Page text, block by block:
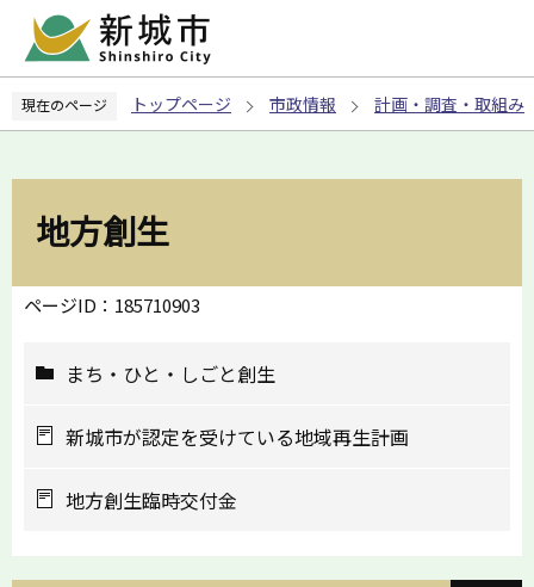
ペ
の
現在のページ トップページ 市政情報 計画・調査・取組み
地方創生
ページID：185710903
まち・ひと・しごと創生
新城市が認定を受けている地域再生計画
地方創生臨時交付金